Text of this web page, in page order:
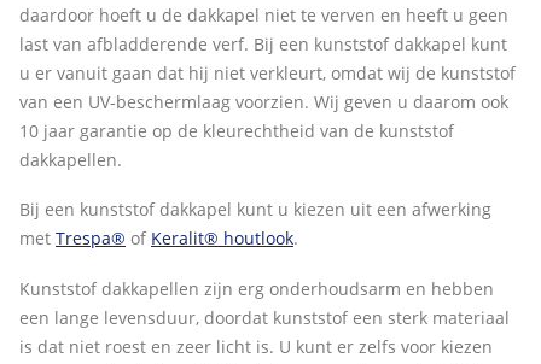
daardoor hoeft u de dakkapel niet te verven en heeft u geen
last van afbladderende verf. Bij een kunststof dakkapel kunt
u er vanuit gaan dat hij niet verkleurt, omdat wij de kunststof
van een UV-beschermlaag voorzien. Wij geven u daarom ook
10 jaar garantie op de kleurechtheid van de kunststof
dakkapellen.
Bij een kunststof dakkapel kunt u kiezen uit een afwerking
met Trespa® of Keralit® houtlook.
Kunststof dakkapellen zijn erg onderhoudsarm en hebben
een lange levensduur, doordat kunststof een sterk materiaal
is dat niet roest en zeer licht is. U kunt er zelfs voor kiezen